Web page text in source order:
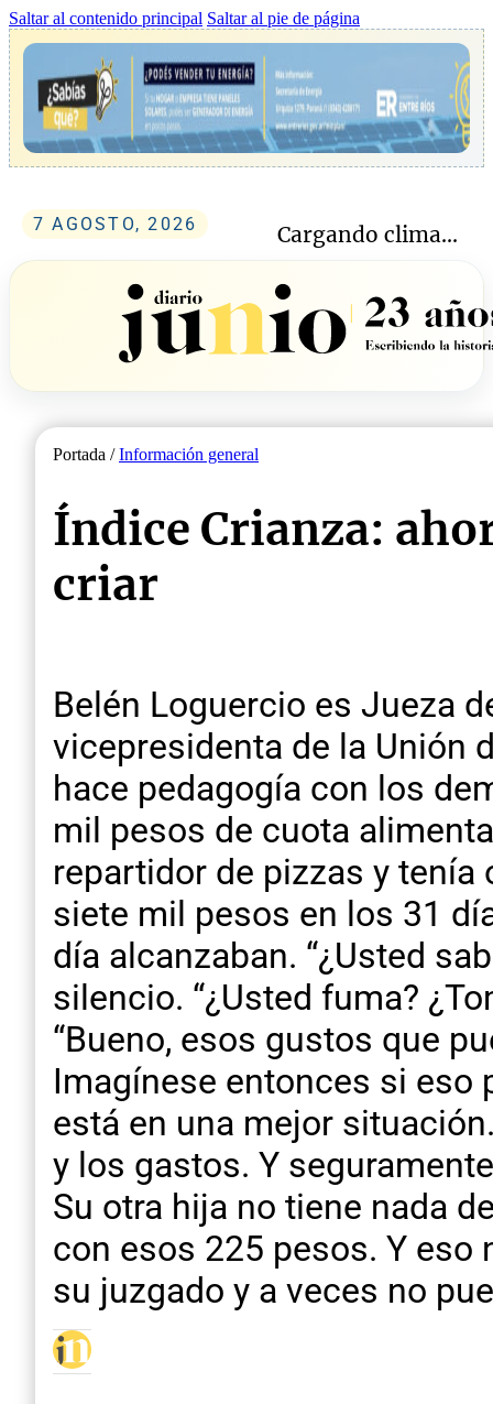
Saltar al contenido principal Saltar al pie de página
7 AGOSTO, 2026 Cargando clima...
Portada /Información general
Índice Crianza:
criar
Belén Loguercio es Jueza
vicepresidenta de la Unión
hace pedagogía con los
mil pesos de cuota
repartidor de pizzas y
siete mil pesos en los 31
día alcanzaban. “¿Usted
silencio. “¿Usted fuma?
“Bueno, esos gustos que
Imagínese entonces si eso
está en una mejor
y los gastos. Y
Su otra hija no tiene nada
con esos 225 pesos. Y eso
su juzgado y a veces no